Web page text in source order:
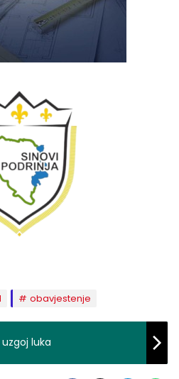
obavjestenje
luka